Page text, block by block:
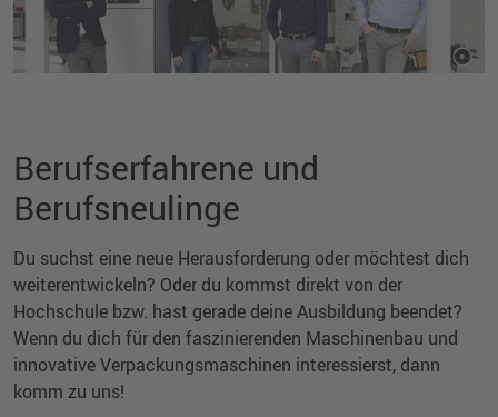
Berufserfahrene und
Berufsneulinge
Du suchst eine neue Herausforderung oder möchtest dich
weiterentwickeln? Oder du kommst direkt von der
Hochschule bzw. hast gerade deine Ausbildung beendet?
Wenn du dich für den faszinierenden Maschinenbau und
innovative Verpackungsmaschinen interessierst, dann
komm zu uns!